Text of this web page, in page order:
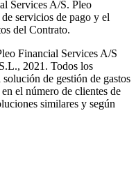
Services A/S. Pleo
servicios de pago y el
del Contrato.
Financial Services A/S
2021. Todos los
de gestión de gastos
el número de clientes de
similares y según